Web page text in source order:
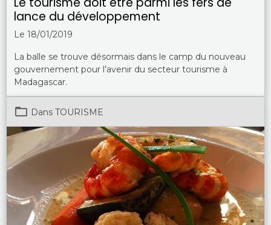
lance du développement
Le 18/01/2019
La balle se trouve désormais dans le camp du nouveau
gouvernement pour l’avenir du secteur tourisme à
Madagascar.
Dans TOURISME